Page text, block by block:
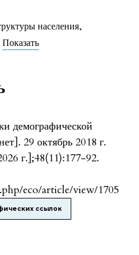
населения,
Показать
демографической
29 октябрь 2018 г.
г.];48(11):177-92.
eco/article/view/1705
ссылок